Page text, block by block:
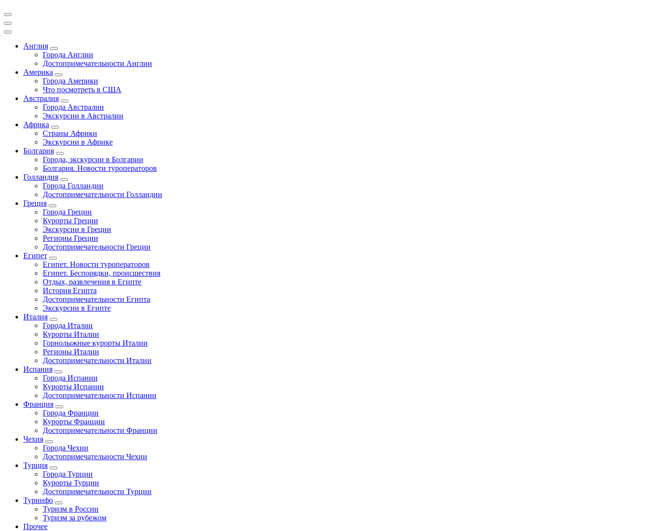
Англия
Города Англии
Достопримечательности Англии
Америка
Города Америки
Что посмотреть в США
Австралия
Города Австралии
Экскурсии в Австралии
Африка
Страны Африки
Экскурсии в Африке
Болгария
Города, экскурсии в Болгарии
Болгария. Новости туроператоров
Голландия
Города Голландии
Достопримечательности Голландии
Греция
Города Греции
Курорты Греции
Экскурсии в Греции
Регионы Греции
Достопримечательности Греции
Египет
Египет. Новости туроператоров
Египет. Беспорядки, происшествия
Отдых, развлечения в Египте
История Египта
Достопримечательности Египта
Экскурсии в Египте
Италия
Города Италии
Курорты Италии
Горнолыжные курорты Италии
Регионы Италии
Достопримечательности Италии
Испания
Города Испании
Курорты Испании
Достопримечательности Испании
Франция
Города Франции
Курорты Франции
Достопримечательности Франции
Чехия
Города Чехии
Достопримечательности Чехии
Турция
Города Турции
Курорты Турции
Достопримечательности Турции
Туринфо
Туризм в России
Туризм за рубежом
Прочее